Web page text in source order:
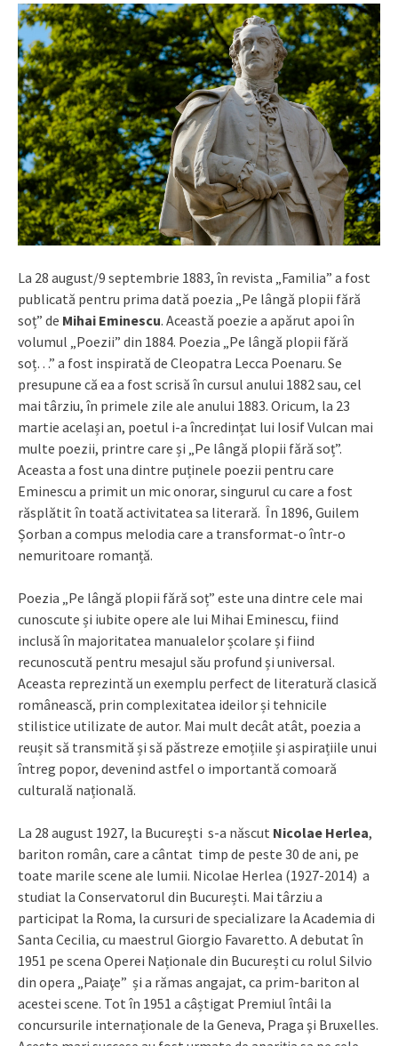
La 28 august/9 septembrie 1883, în revista „Familia” a fost
publicată pentru prima dată poezia „Pe lângă plopii fără
soț” de Mihai Eminescu. Această poezie a apărut apoi în
volumul „Poezii” din 1884. Poezia „Pe lângă plopii fără
soț…” a fost inspirată de Cleopatra Lecca Poenaru. Se
presupune că ea a fost scrisă în cursul anului 1882 sau, cel
mai târziu, în primele zile ale anului 1883. Oricum, la 23
martie același an, poetul i-a încredințat lui Iosif Vulcan mai
multe poezii, printre care și „Pe lângă plopii fără soț”.
Aceasta a fost una dintre puținele poezii pentru care
Eminescu a primit un mic onorar, singurul cu care a fost
răsplătit în toată activitatea sa literară. În 1896, Guilem
Șorban a compus melodia care a transformat-o într-o
nemuritoare romanță.
Poezia „Pe lângă plopii fără soț” este una dintre cele mai
cunoscute și iubite opere ale lui Mihai Eminescu, fiind
inclusă în majoritatea manualelor școlare și fiind
recunoscută pentru mesajul său profund și universal.
Aceasta reprezintă un exemplu perfect de literatură clasică
românească, prin complexitatea ideilor și tehnicile
stilistice utilizate de autor. Mai mult decât atât, poezia a
reușit să transmită și să păstreze emoțiile și aspirațiile unui
întreg popor, devenind astfel o importantă comoară
culturală națională.
La 28 august 1927, la Bucureşti s-a născut Nicolae Herlea,
bariton român, care a cântat timp de peste 30 de ani, pe
toate marile scene ale lumii. Nicolae Herlea (1927-2014) a
studiat la Conservatorul din București. Mai târziu a
participat la Roma, la cursuri de specializare la Academia di
Santa Cecilia, cu maestrul Giorgio Favaretto. A debutat în
1951 pe scena Operei Naționale din București cu rolul Silvio
din opera „Paiaţe” și a rămas angajat, ca prim-bariton al
acestei scene. Tot în 1951 a câștigat Premiul întâi la
concursurile internaționale de la Geneva, Praga şi Bruxelles.